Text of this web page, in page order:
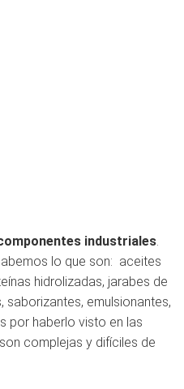
industriales.
lo que son: aceites
hidrolizadas, jarabes de
emulsionantes,
por haberlo visto en las
complejas y difíciles de